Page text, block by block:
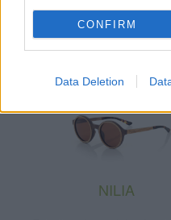
CONFIRM
Data Deletion
NILIA